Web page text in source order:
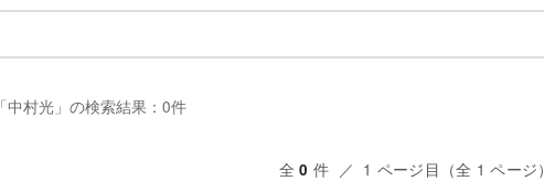
「中村光」の検索結果：0件
全0 件 ／ 1 ページ目（全 1 ページ）